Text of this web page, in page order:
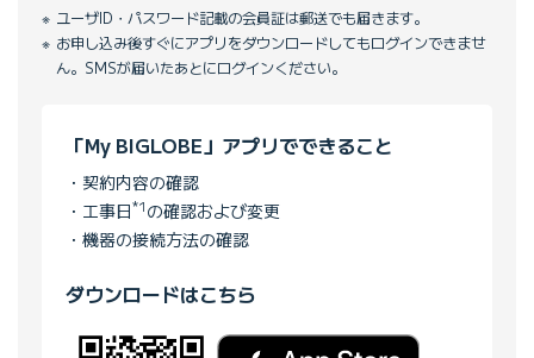
ユーザID・パスワード記載の会員証は郵送でも届きます。
お申し込み後すぐにアプリをダウンロードしてもログインできませ
ん。SMSが届いたあとにログインください。
「My BIGLOBE」アプリでできること
契約内容の確認
工事日*1 の確認および変更
機器の接続方法の確認
ダウンロードはこちら